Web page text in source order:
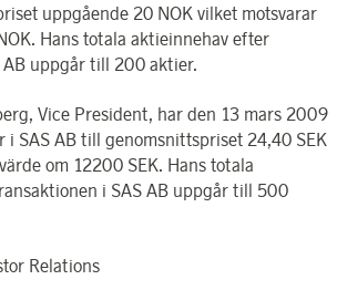
uppgående 20 NOK vilket motsvarar
Hans totala aktieinnehav efter
uppgår till 200 aktier.
Vice President, har den 13 mars 2009
SAS AB till genomsnittspriset 24,40 SEK
om 12200 SEK. Hans totala
i SAS AB uppgår till 500
Relations